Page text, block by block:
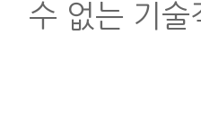
수 없는 기술